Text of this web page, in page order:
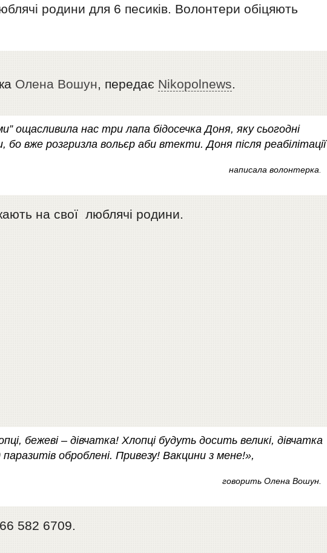
родини для 6 песиків. Волонтери обіцяють
Олена Вошун, передає Nikopolnews.
ощасливила нас три лапа бідосечка Доня, яку сьогодні
бо вже розгризла вольєр аби втекти. Доня після реабілітації
написала волонтерка.
на свої люблячі родини.
бежеві – дівчатка! Хлопці будуть досить великі, дівчатка
паразитів оброблені. Привезу! Вакцини з мене!»,
говорить Олена Вошун.
582 6709.